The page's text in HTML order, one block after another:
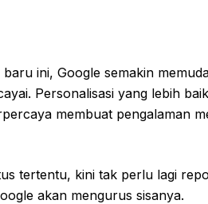
ini, Google semakin
Personalisasi yang lebih
membuat pengalaman
tertentu, kini tak perlu lagi
akan mengurus sisanya.